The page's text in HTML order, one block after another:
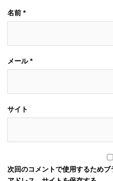
名前 *
メール*
サイト
次回のコメントで使用するため